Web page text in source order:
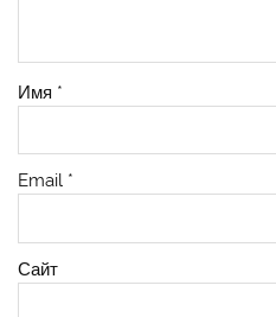
Имя *
Email *
Сайт